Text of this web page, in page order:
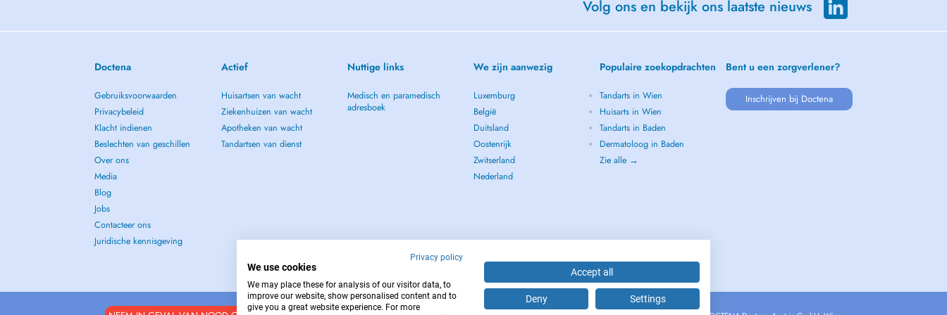
Volg ons en bekijk ons laatste nieuws
Doctena
Gebruiksvoorwaarden
Privacybeleid
Klacht indienen
Beslechten van geschillen
Over ons
Media
Blog
Jobs
Contacteer ons
Juridische kennisgeving
Actief
Huisartsen van wacht
Ziekenhuizen van wacht
Apotheken van wacht
Tandartsen van dienst
Nuttige links
Medisch en paramedisch
adresboek
We zijn aanwezig
Luxemburg
België
Duitsland
Oostenrijk
Zwitserland
Nederland
Populaire zoekopdrachten
Tandarts in Wien
Huisarts in Wien
Tandarts in Baden
Dermatoloog in Baden
Zie alle →
Bent u een zorgverlener?
Inschrijven bij Doctena
Privacy policy
We use cookies
We may place these for analysis of our visitor data, to
improve our website, show personalised content and to
give you a great website experience. For more
Accept all
Deny Settings